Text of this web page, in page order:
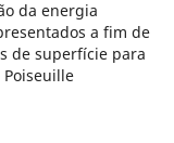
da energia
a fim de
de superfície para